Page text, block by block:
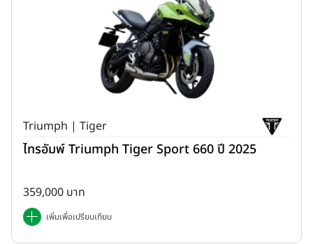
Triumph | Tiger
ไทรอัมพ์ Triumph Tiger Sport 660 ปี 2025
359,000 บาท
เพิ่มเพื่อเปรียบเทียบ